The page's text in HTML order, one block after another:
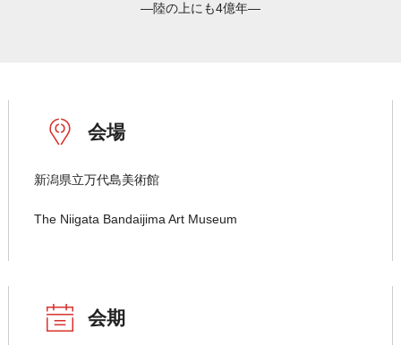
―陸の上にも4億年―
会場
新潟県立万代島美術館
The Niigata Bandaijima Art Museum
会期